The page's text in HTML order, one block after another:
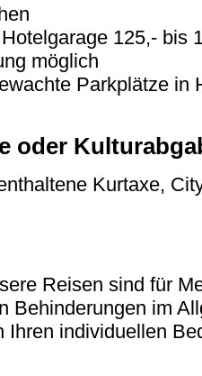
125,- bis
möglich
Parkplätze in
oder
Kurtaxe,
Reisen sind für
Behinderungen im
Ihren individuellen